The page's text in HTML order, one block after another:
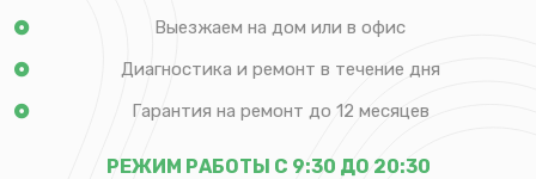
Выезжаем на дом или в офис
Диагностика и ремонт в течение дня
Гарантия на ремонт до 12 месяцев
РЕЖИМ РАБОТЫ С 9:30 ДО 20:30